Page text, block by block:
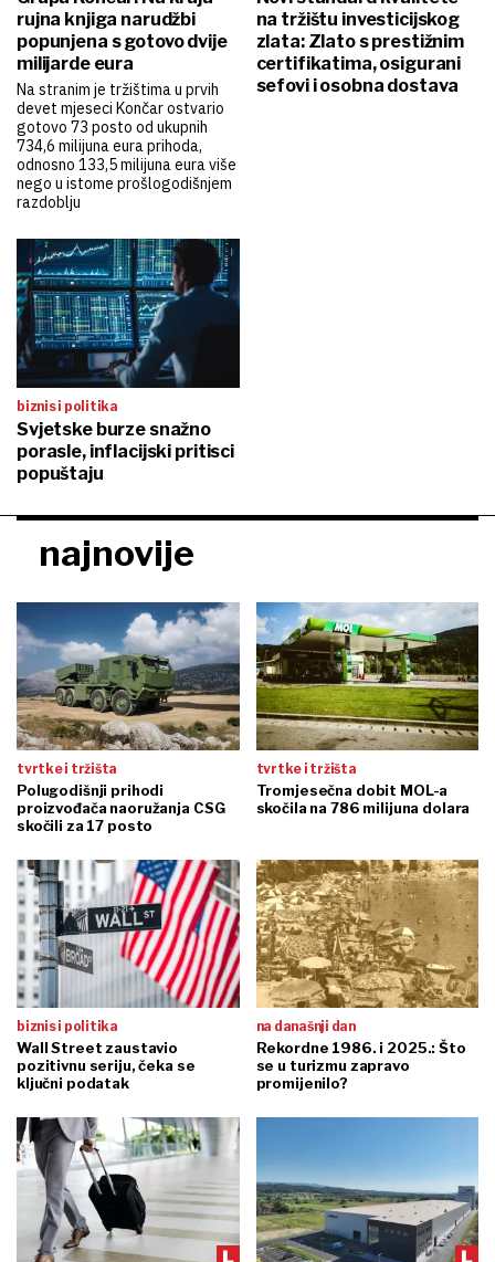
rujna knjiga narudžbi
popunjena s gotovo dvije
milijarde eura
Na stranim je tržištima u prvih
devet mjeseci Končar ostvario
gotovo 73 posto od ukupnih
734,6 milijuna eura prihoda,
odnosno 133,5 milijuna eura više
nego u istome prošlogodišnjem
razdoblju
na tržištu investicijskog
zlata: Zlato s prestižnim
certifikatima, osigurani
sefovi i osobna dostava
biznis i politika
Svjetske burze snažno
porasle, inflacijski pritisci
popuštaju
najnovije
tvrtke i tržišta
Polugodišnji prihodi
proizvođača naoružanja CSG
skočili za 17 posto
tvrtke i tržišta
Tromjesečna dobit MOL-a
skočila na 786 milijuna dolara
biznis i politika
Wall Street zaustavio
pozitivnu seriju, čeka se
ključni podatak
na današnji dan
Rekordne 1986. i 2025.: Što
se u turizmu zapravo
promijenilo?